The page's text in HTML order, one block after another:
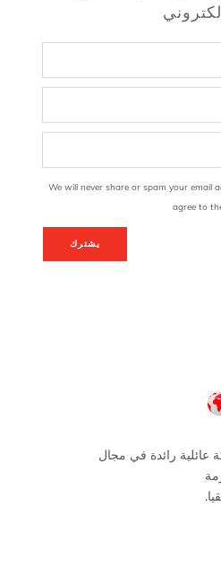
We will never share or spam your email
agree to
يشترك